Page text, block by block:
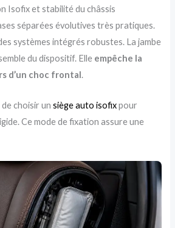
Isofix et stabilité du châssis
séparées évolutives très pratiques.
systèmes intégrés robustes. La jambe
du dispositif. Elle empêche la
d’un choc frontal.
de choisir unsiège auto isofixpour
Ce mode de fixation assure une